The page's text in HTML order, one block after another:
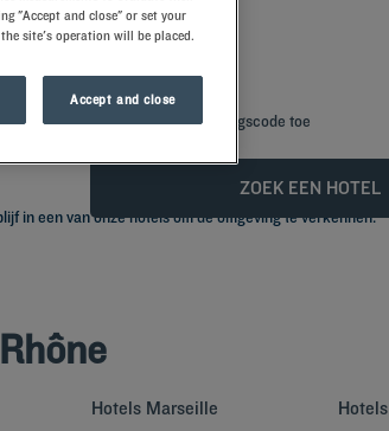
ZOEK EEN HOTEL
Voeg kortingscode toe
in een van onze hotels om de omgeving te verkennen.
Hotels Marseille Hotels
"Accept and close" or set your
site's operation will be placed.
Accept and close